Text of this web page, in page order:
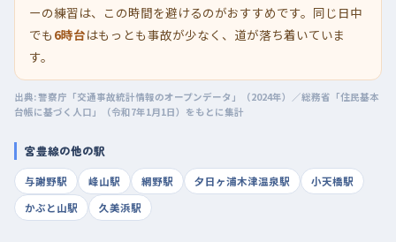
ーの練習は、この時間を避けるのがおすすめです。同じ日中
でも 6時台はもっとも事故が少なく、道が落ち着いていま
す。
出典: 警察庁「交通事故統計情報のオープンデータ」（2024年）／総務省「住民基本
台帳に基づく人口」（令和7年1月1日）をもとに集計
宮豊線の他の駅
与謝野駅 峰山駅 網野駅 夕日ヶ浦木津温泉駅
小天橋駅
かぶと山駅
久美浜駅